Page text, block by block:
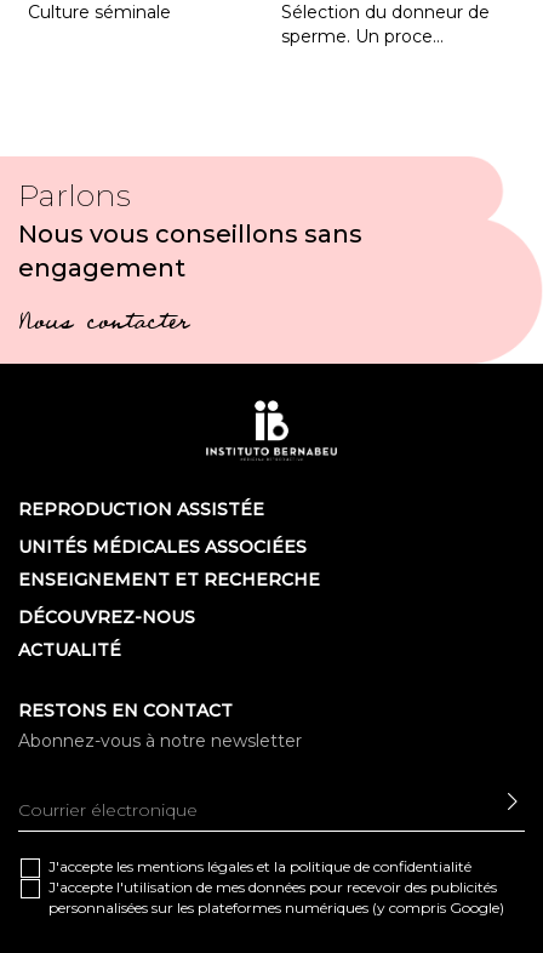
Culture séminale
Sélection du donneur de
sperme. Un proce…
Parlons
Nous vous conseillons sans
engagement
Nous contacter
REPRODUCTION ASSISTÉE
UNITÉS MÉDICALES ASSOCIÉES
ENSEIGNEMENT ET RECHERCHE
DÉCOUVREZ-NOUS
ACTUALITÉ
RESTONS EN CONTACT
Abonnez-vous à notre newsletter
J'accepte les mentions légales et la politique de confidentialité
J'accepte l'utilisation de mes données pour recevoir des publicités
personnalisées sur les plateformes numériques (y compris Google)